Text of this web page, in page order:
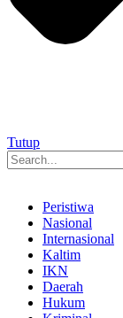
Tutup
Peristiwa
Nasional
Internasional
Kaltim
IKN
Daerah
Hukum